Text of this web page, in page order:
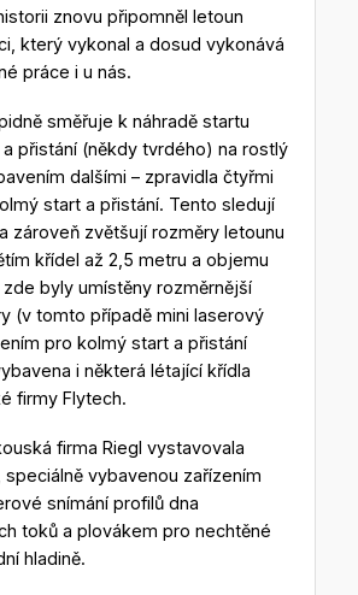
znovu připomněl letoun
který vykonal a dosud vykonává
práce i u nás.
směřuje k náhradě startu
přistání (někdy tvrdého) na rostlý
dalšími – zpravidla čtyřmi
start a přistání. Tento sledují
zároveň zvětšují rozměry letounu
křídel až 2,5 metru a objemu
byly umístěny rozměrnější
(v tomto případě mini laserový
pro kolmý start a přistání
i některá létající křídla
firmy Flytech.
firma Riegl vystavovala
vybavenou zařízením
snímání profilů dna
toků a plovákem pro nechtěné
hladině.